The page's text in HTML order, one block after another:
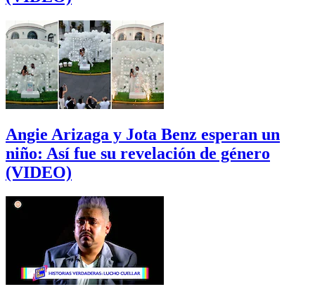
Angie Arizaga y Jota Benz esperan un
niño: Así fue su revelación de género
(VIDEO)